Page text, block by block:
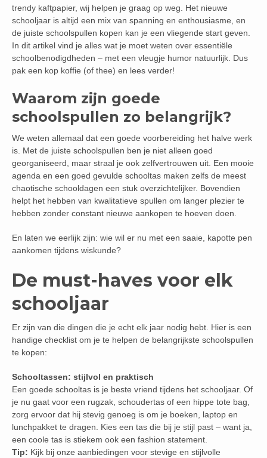
trendy kaftpapier, wij helpen je graag op weg. Het nieuwe
schooljaar is altijd een mix van spanning en enthousiasme, en
de juiste schoolspullen kopen kan je een vliegende start geven.
In dit artikel vind je alles wat je moet weten over essentiële
schoolbenodigdheden – met een vleugje humor natuurlijk. Dus
pak een kop koffie (of thee) en lees verder!
Waarom zijn goede
schoolspullen zo belangrijk?
We weten allemaal dat een goede voorbereiding het halve werk
is. Met de juiste schoolspullen ben je niet alleen goed
georganiseerd, maar straal je ook zelfvertrouwen uit. Een mooie
agenda en een goed gevulde schooltas maken zelfs de meest
chaotische schooldagen een stuk overzichtelijker. Bovendien
helpt het hebben van kwalitatieve spullen om langer plezier te
hebben zonder constant nieuwe aankopen te hoeven doen.
En laten we eerlijk zijn: wie wil er nu met een saaie, kapotte pen
aankomen tijdens wiskunde?
De must-haves voor elk
schooljaar
Er zijn van die dingen die je echt elk jaar nodig hebt. Hier is een
handige checklist om je te helpen de belangrijkste schoolspullen
te kopen:
Schooltassen: stijlvol en praktisch
Een goede schooltas is je beste vriend tijdens het schooljaar. Of
je nu gaat voor een rugzak, schoudertas of een hippe tote bag,
zorg ervoor dat hij stevig genoeg is om je boeken, laptop en
lunchpakket te dragen. Kies een tas die bij je stijl past – want ja,
een coole tas is stiekem ook een fashion statement.
Tip: Kijk bij onze aanbiedingen voor stevige en stijlvolle